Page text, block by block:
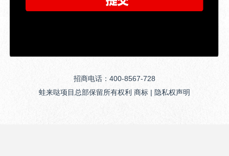
招商电话：400-8567-728
蛙来哒项目总部保留所有权利 商标 | 隐私权声明